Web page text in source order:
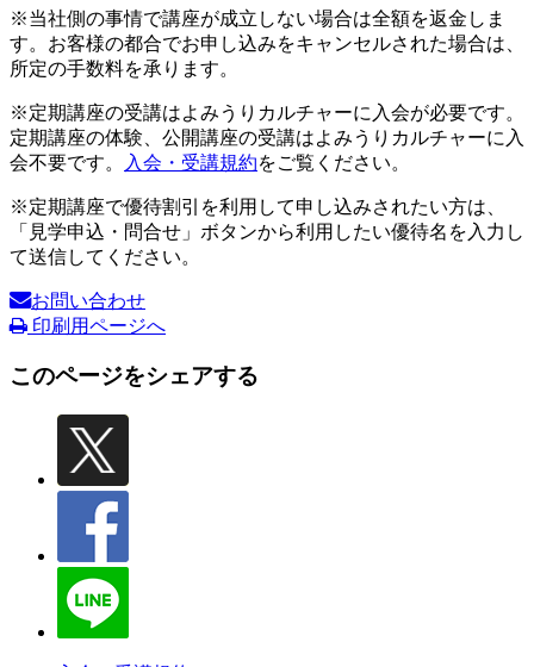
※当社側の事情で講座が成立しない場合は全額を返金しま
す。お客様の都合でお申し込みをキャンセルされた場合は、
所定の手数料を承ります。
※定期講座の受講はよみうりカルチャーに入会が必要です。
定期講座の体験、公開講座の受講はよみうりカルチャーに入
会不要です。
入会・受講規約をご覧ください。
※定期講座で優待割引を利用して申し込みされたい方は、
「見学申込・問合せ」ボタンから利用したい優待名を入力し
て送信してください。
お問い合わせ
印刷用ページへ
このページをシェアする